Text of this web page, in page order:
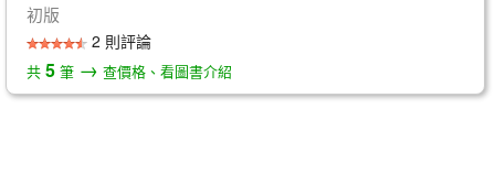
初版
2 則評論
共 5 筆 → 查價格、看圖書介紹